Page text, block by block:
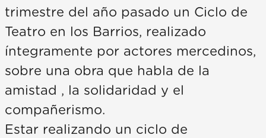
trimestre del año pasado un Ciclo de
Teatro en los Barrios, realizado
íntegramente por actores mercedinos,
sobre una obra que habla de la
amistad , la solidaridad y el
compañerismo.
Estar realizando un ciclo de